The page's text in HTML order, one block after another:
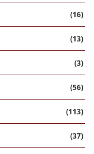
(16)
(13)
(3)
(56)
(113)
(37)